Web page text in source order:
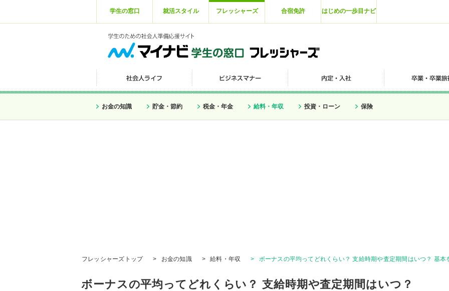
学生の窓口 就活スタイル フレッシャーズ 合宿免許 はじめの一歩目ナビ
お金の知識 貯金・節約 税金・年金 給料・年収 投資・ローン 保険
フレッシャーズトップ > お金の知識 > 給料・年収 > ボーナスの平均ってどれくらい？ 支給時期や査定期間はいつ？ 基本
ボーナスの平均ってどれくらい？ 支給時期や査定期間はいつ？